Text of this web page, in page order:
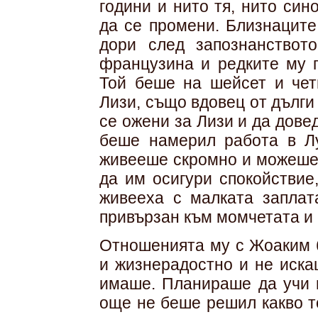
години и нито тя, нито
да се промени.
дори след
французина и редките му
Той беше на шейсет и
Лизи, също вдовец от
се ожени за Лизи и да
беше намерил работа в
живееше скромно и
да им осигури
живееха с малката
привързан към момчетата
Отношенията му с Жоаким
и жизнерадостно и не
имаше. Планираше да учи
още не беше решил какво